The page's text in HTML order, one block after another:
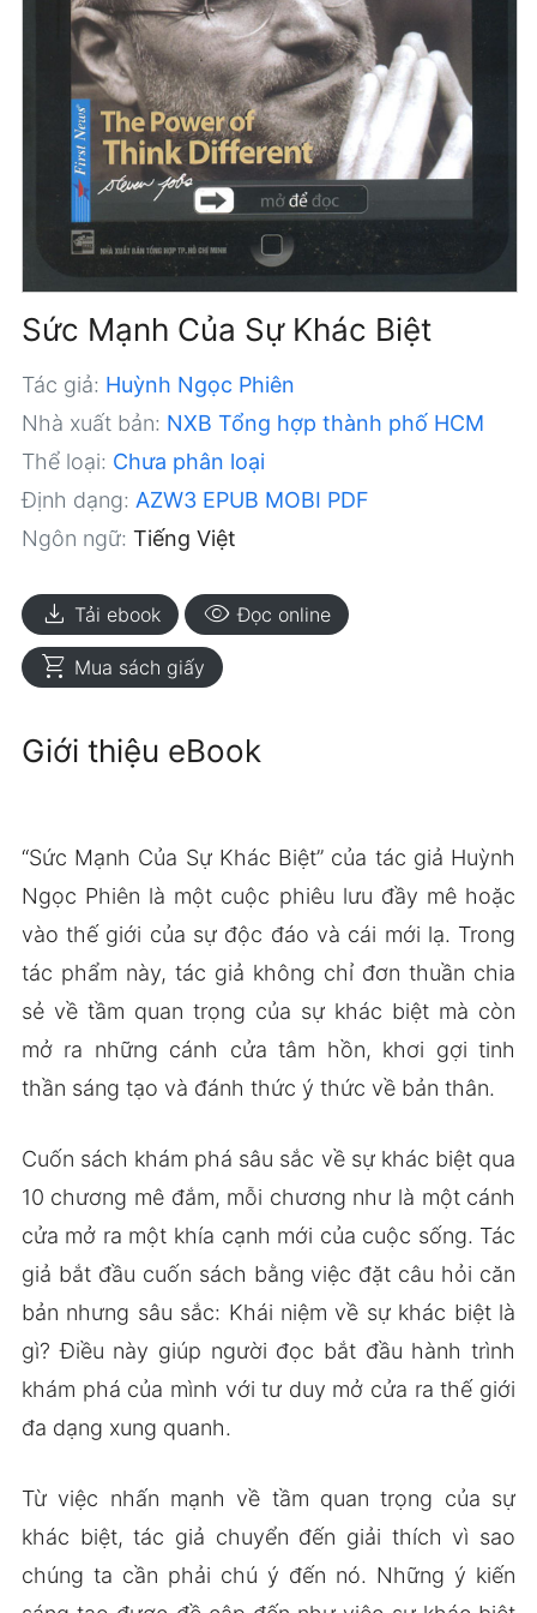
Sức Mạnh Của Sự Khác Biệt
Tác giả: Huỳnh Ngọc Phiên
Nhà xuất bản: NXB Tổng hợp thành phố HCM
Thể loại: Chưa phân loại
Định dạng: AZW3 EPUB MOBI PDF
Ngôn ngữ: Tiếng Việt
download Tải ebook visibility Đọc online
shopping_cart Mua sách giấy
Giới thiệu eBook
“Sức Mạnh Của Sự Khác Biệt” của tác giả Huỳnh
Ngọc Phiên là một cuộc phiêu lưu đầy mê hoặc
vào thế giới của sự độc đáo và cái mới lạ. Trong
tác phẩm này, tác giả không chỉ đơn thuần chia
sẻ về tầm quan trọng của sự khác biệt mà còn
mở ra những cánh cửa tâm hồn, khơi gợi tinh
thần sáng tạo và đánh thức ý thức về bản thân.
Cuốn sách khám phá sâu sắc về sự khác biệt qua
10 chương mê đắm, mỗi chương như là một cánh
cửa mở ra một khía cạnh mới của cuộc sống. Tác
giả bắt đầu cuốn sách bằng việc đặt câu hỏi căn
bản nhưng sâu sắc: Khái niệm về sự khác biệt là
gì? Điều này giúp người đọc bắt đầu hành trình
khám phá của mình với tư duy mở cửa ra thế giới
đa dạng xung quanh.
Từ việc nhấn mạnh về tầm quan trọng của sự
khác biệt, tác giả chuyển đến giải thích vì sao
chúng ta cần phải chú ý đến nó. Những ý kiến